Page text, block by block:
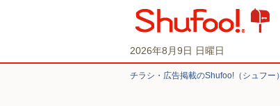
2026年8月9日 日曜日
チラシ・​広告掲載の​Shufoo!​（シュフー）